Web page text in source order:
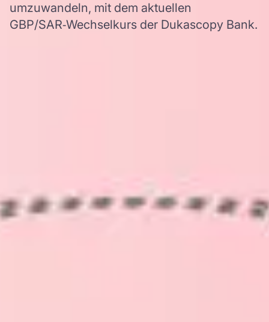
umzuwandeln, mit dem aktuellen
GBP/SAR‑Wechselkurs der Dukascopy Bank.